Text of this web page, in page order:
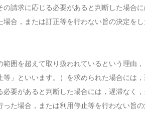
請求に応じる必要があると判断した場合
合，または訂正等を行わない旨の決定を
囲を超えて取り扱われているという理由
」といいます。）を求められた場合には，
要があると判断した場合には，遅滞なく
た場合，または利用停止等を行わない旨